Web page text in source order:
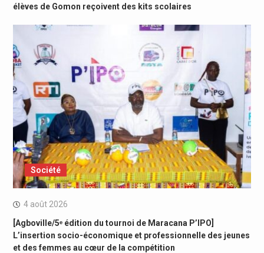
élèves de Gomon reçoivent des kits scolaires
Société
4 août 2026
[Agboville/5ᵉ édition du tournoi de Maracana P’IPO]
L’insertion socio-économique et professionnelle des jeunes
et des femmes au cœur de la compétition